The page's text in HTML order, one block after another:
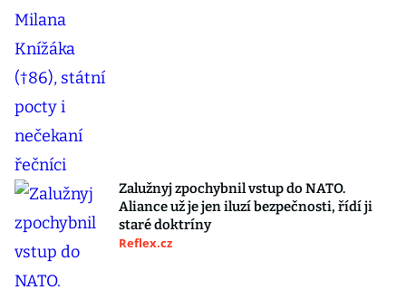
Zalužnyj zpochybnil vstup do NATO.
Aliance už je jen iluzí bezpečnosti, řídí ji
staré doktríny
Reflex.cz